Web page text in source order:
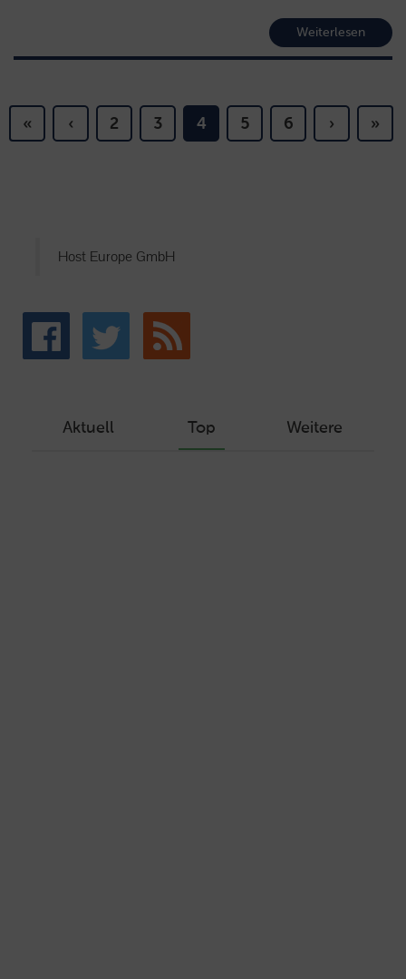
Weiterlesen
« ‹ 2 3 4 5 6 › »
Host Europe GmbH
Aktuell Top Weitere